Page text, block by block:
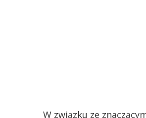
W związku ze